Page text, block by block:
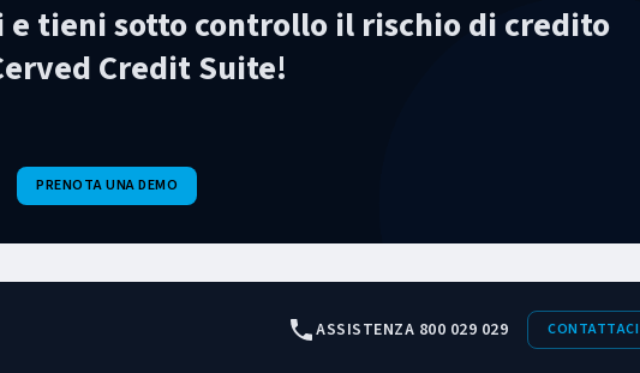
tieni sotto controllo il rischio di credito
Credit Suite!
PRENOTA UNA DEMO
ASSISTENZA 800 029 029 CONTATTACI